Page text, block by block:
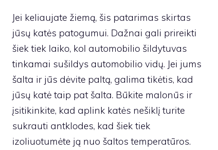
Jei keliaujate žiemą, šis patarimas skirtas
jūsų katės patogumui. Dažnai gali prireikti
šiek tiek laiko, kol automobilio šildytuvas
tinkamai sušildys automobilio vidų. Jei jums
šalta ir jūs dėvite paltą, galima tikėtis, kad
jūsų katė taip pat šalta. Būkite malonūs ir
įsitikinkite, kad aplink katės nešiklį turite
sukrauti antklodes, kad šiek tiek
izoliuotumėte ją nuo šaltos temperatūros.